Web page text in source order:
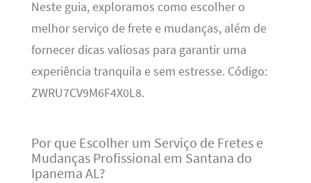
Neste guia, exploramos como escolher o
melhor serviço de frete e mudanças, além de
fornecer dicas valiosas para garantir uma
experiência tranquila e sem estresse. Código:
ZWRU7CV9M6F4X0L8.
Por que Escolher um Serviço de Fretes e
Mudanças Profissional em Santana do
Ipanema AL?